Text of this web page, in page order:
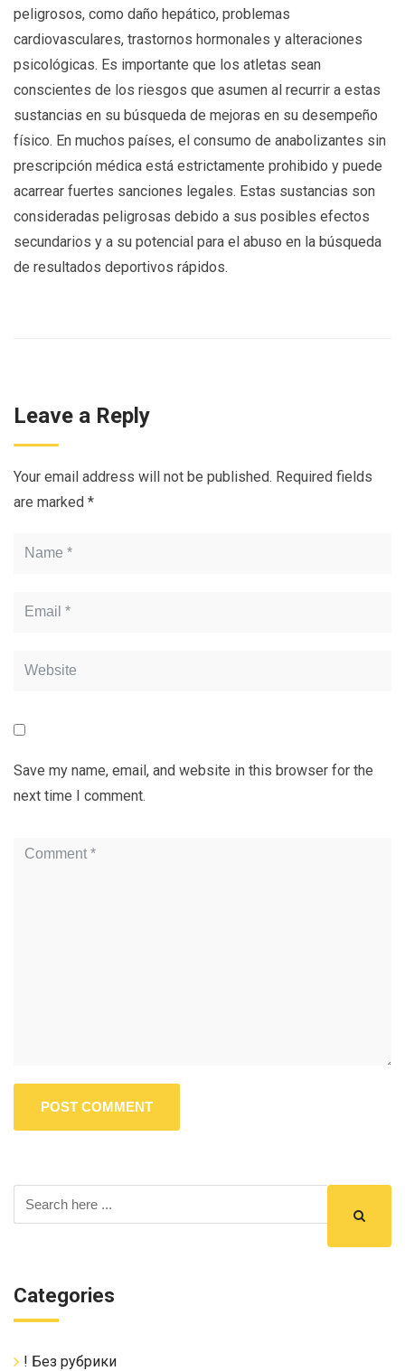
peligrosos, como daño hepático, problemas
cardiovasculares, trastornos hormonales y alteraciones
psicológicas. Es importante que los atletas sean
conscientes de los riesgos que asumen al recurrir a estas
sustancias en su búsqueda de mejoras en su desempeño
físico. En muchos países, el consumo de anabolizantes sin
prescripción médica está estrictamente prohibido y puede
acarrear fuertes sanciones legales. Estas sustancias son
consideradas peligrosas debido a sus posibles efectos
secundarios y a su potencial para el abuso en la búsqueda
de resultados deportivos rápidos.
Leave a Reply
Your email address will not be published. Required fields
are marked *
Save my name, email, and website in this browser for the
next time I comment.
Categories
! Без рубрики